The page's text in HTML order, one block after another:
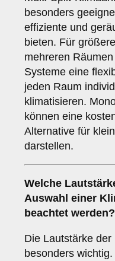
besonders
effiziente und
bieten. Für
mehreren
Systeme eine
jeden Raum
klimatisieren.
können eine
Alternative für
darstellen.
Welche
Auswahl einer
beachtet werden?
Die Lautstärke
besonders